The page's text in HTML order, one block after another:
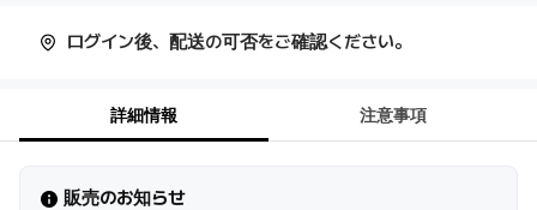
ログイン後、配送の可否をご確認ください。
詳細情報 注意事項
販売のお知らせ